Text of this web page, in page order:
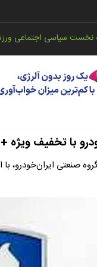
نخستسیاسی اجتماعی
با تخفیف ویژه
صنعتی ایران‌خودرو،